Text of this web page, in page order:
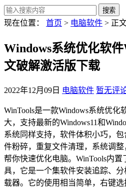
现在位置： 首页 > 电脑软件 > 正
Windows系统优化软
文破解激活版下载
2022年12月09日 电脑软件 暂无评
WinTools是一款Windows系统优化
大，支持最新的Windows11和
系统同样支持，软件体积小巧，
件粉碎，重复文件清理，系统调
帮你快速优化电脑。WinTools内
具，它是一个集软件安装追踪、
载器。它的使用相当简单，右键